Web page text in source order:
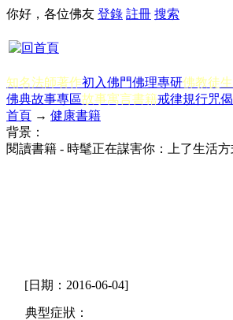
你好，各位佛友 登錄 註冊 搜索
知名法師著作初入佛門佛理專研佛教徒
佛典故事專區故事寓言書籍戒律規行咒
首頁 → 健康書籍
背景：
閱讀書籍 - 時髦正在謀害你：上了生
[日期：2016-06-04]
典型症狀：